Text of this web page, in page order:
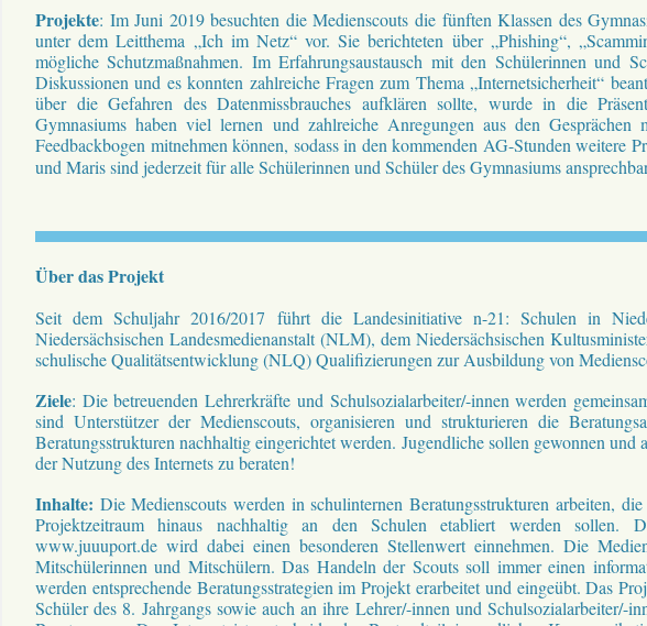
Projekte: Im Juni 2019 besuchten die Medienscouts die fünften Klassen des
unter dem Leitthema „Ich im Netz“ vor. Sie berichteten über „Phishing“,
mögliche Schutzmaßnahmen. Im Erfahrungsaustausch mit den Schülerinnen und
Diskussionen und es konnten zahlreiche Fragen zum Thema „Internetsicherheit“
über die Gefahren des Datenmissbrauches aufklären sollte, wurde in die
Gymnasiums haben viel lernen und zahlreiche Anregungen aus den Gesprächen
Feedbackbogen mitnehmen können, sodass in den kommenden AG-Stunden weitere
und Maris sind jederzeit für alle Schülerinnen und Schüler des Gymnasiums
Über das Projekt
Seit dem Schuljahr 2016/2017 führt die Landesinitiative n-21: Schulen in
Niedersächsischen Landesmedienanstalt (NLM), dem Niedersächsischen
schulische Qualitätsentwicklung (NLQ) Qualifizierungen zur Ausbildung von
Ziele: Die betreuenden Lehrerkräfte und Schulsozialarbeiter/-innen werden
sind Unterstützer der Medienscouts, organisieren und strukturieren die
Beratungsstrukturen nachhaltig eingerichtet werden. Jugendliche sollen gewonnen
der Nutzung des Internets zu beraten!
Inhalte: Die Medienscouts werden in schulinternen Beratungsstrukturen arbeiten,
Projektzeitraum hinaus nachhaltig an den Schulen etabliert werden sollen.
www.juuuport.de wird dabei einen besonderen Stellenwert einnehmen. Die
Mitschülerinnen und Mitschülern. Das Handeln der Scouts soll immer einen
werden entsprechende Beratungsstrategien im Projekt erarbeitet und eingeübt. Das
Schüler des 8. Jahrgangs sowie auch an ihre Lehrer/-innen und Schulsozialarbeiter/-